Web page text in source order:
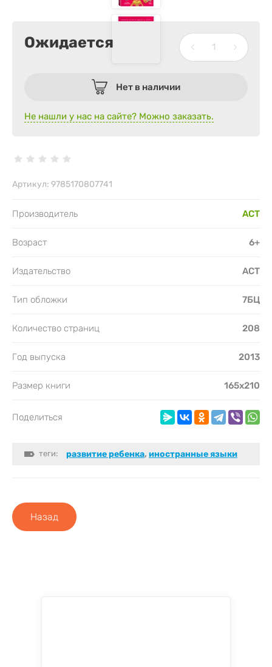
Ожидается
Нет в наличии
Не нашли у нас на сайте? Можно заказать.
Артикул: 9785170807741
Производитель АСТ
Возраст 6+
Издательство АСТ
Тип обложки 7БЦ
Количество страниц 208
Год выпуска 2013
Размер книги 165х210
Поделиться
теги: развитие ребенка, иностранные языки
Назад